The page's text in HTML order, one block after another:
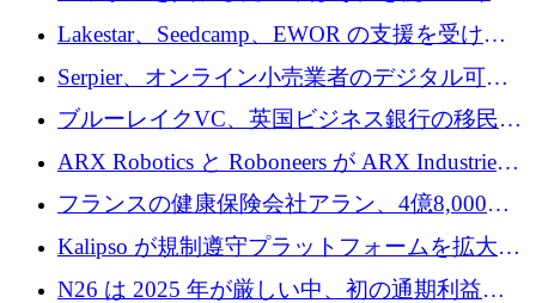
る人々が必要です
Lakestar、Seedcamp、EWOR の支援を受け、
SE3 が自律システム用の空間 AI プラットフォ
ームを発表
Serpier、オンライン小売業者のデジタル可視
性向上を支援するために 140 万ユーロを調達
ブルーレイクVC、英国ビジネス銀行の移民主
導スタートアップ支援で初のファンド獲得に
ARX Robotics と Roboneers が ARX Industries
を設立し、無人地上車両の生産を拡大
フランスの健康保険会社アラン、4億8,000万
ユーロの資金調達ラウンドで合意
Kalipso が規制遵守プラットフォームを拡大す
るために 320 万ドルを調達
N26 は 2025 年が厳しい中、初の通期利益を